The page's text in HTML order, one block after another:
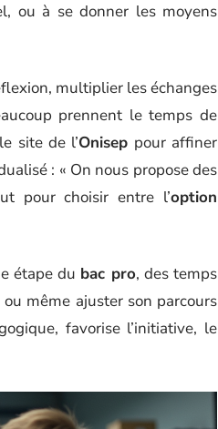
ou à se donner les moyens
multiplier les échanges
prennent le temps de
site de l’Onisep pour affiner
: « On nous propose des
pour choisir entre l’option
étape du bac pro, des temps
même ajuster son parcours
favorise l’initiative, le